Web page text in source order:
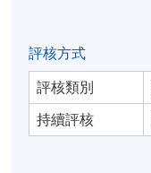
評核方式
評核類別
持續評核